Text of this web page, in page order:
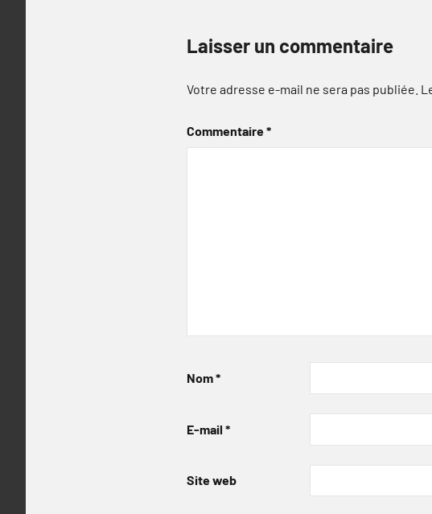
Laisser un commentaire
Votre adresse e-mail ne sera pas publiée.
Commentaire*
Nom*
E-mail *
Site web